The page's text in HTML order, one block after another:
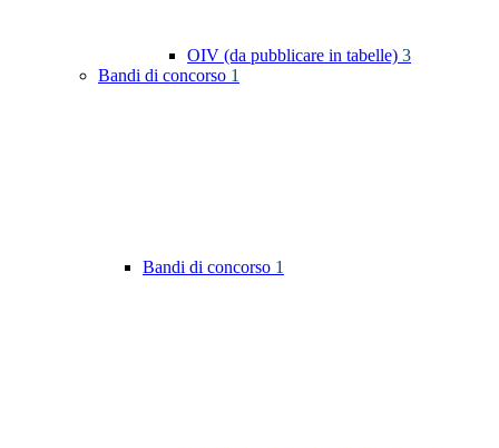
OIV (da pubblicare in tabelle) 3
Bandi di concorso 1
Bandi di concorso 1